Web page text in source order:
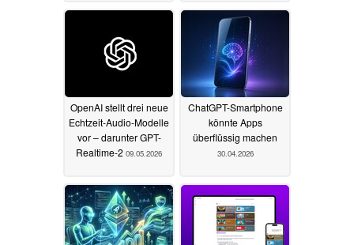
OpenAI stellt drei neue
Echtzeit-Audio-Modelle
vor – darunter GPT-
Realtime-2 09.05.2026
ChatGPT-Smartphone
könnte Apps
überflüssig machen
30.04.2026